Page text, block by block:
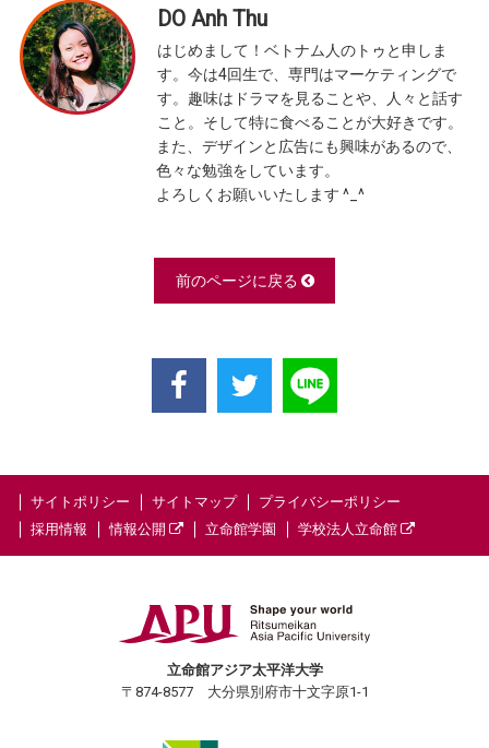
DO Anh Thu
はじめまして！ベトナム人のトゥと申しま
す。今は4回生で、専門はマーケティングで
す。趣味はドラマを見ることや、人々と話す
こと。そして特に食べることが大好きです。
また、デザインと広告にも興味があるので、
色々な勉強をしています。
よろしくお願いいたします ^_^
前のページに戻る
サイトポリシー サイトマップ
プライバシーポリシー
採用情報
情報公開 立命館学園 学校法人立命館
立命館アジア太平洋大学
〒874-8577 大分県別府市十文字原1-1